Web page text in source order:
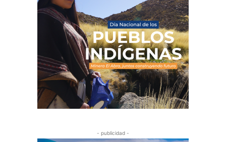
- publicidad -